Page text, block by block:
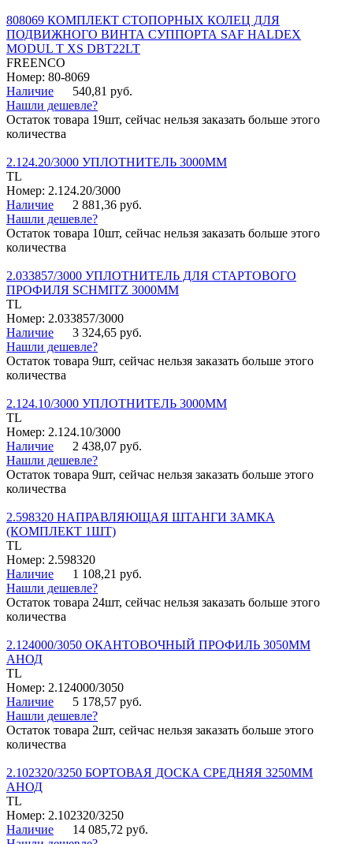
808069 КОМПЛЕКТ СТОПОРНЫХ КОЛЕЦ ДЛЯ
ПОДВИЖНОГО ВИНТА СУППОРТА SAF HALDEX
MODUL T XS DBT22LT
FREENCO
Номер: 80-8069
Наличие
540,81 руб.
Нашли дешевле?
Остаток товара 19шт, сейчас нельзя заказать больше этого
количества
2.124.20/3000 УПЛОТНИТЕЛЬ 3000ММ
TL
Номер: 2.124.20/3000
Наличие
2 881,36 руб.
Нашли дешевле?
Остаток товара 10шт, сейчас нельзя заказать больше этого
количества
2.033857/3000 УПЛОТНИТЕЛЬ ДЛЯ СТАРТОВОГО
ПРОФИЛЯ SCHMITZ 3000ММ
TL
Номер: 2.033857/3000
Наличие
3 324,65 руб.
Нашли дешевле?
Остаток товара 9шт, сейчас нельзя заказать больше этого
количества
2.124.10/3000 УПЛОТНИТЕЛЬ 3000ММ
TL
Номер: 2.124.10/3000
Наличие
2 438,07 руб.
Нашли дешевле?
Остаток товара 9шт, сейчас нельзя заказать больше этого
количества
2.598320 НАПРАВЛЯЮЩАЯ ШТАНГИ ЗАМКА
(КОМПЛЕКТ 1ШТ)
TL
Номер: 2.598320
Наличие
1 108,21 руб.
Нашли дешевле?
Остаток товара 24шт, сейчас нельзя заказать больше этого
количества
2.124000/3050 ОКАНТОВОЧНЫЙ ПРОФИЛЬ 3050ММ
АНОД
TL
Номер: 2.124000/3050
Наличие
5 178,57 руб.
Нашли дешевле?
Остаток товара 2шт, сейчас нельзя заказать больше этого
количества
2.102320/3250 БОРТОВАЯ ДОСКА СРЕДНЯЯ 3250ММ
АНОД
TL
Номер: 2.102320/3250
Наличие
14 085,72 руб.